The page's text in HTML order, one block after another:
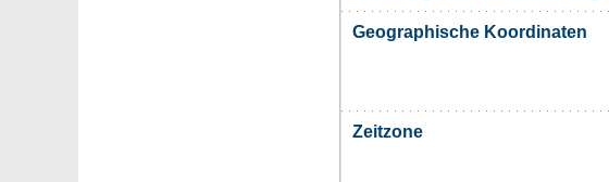
Geographische Koordinaten
Zeitzone